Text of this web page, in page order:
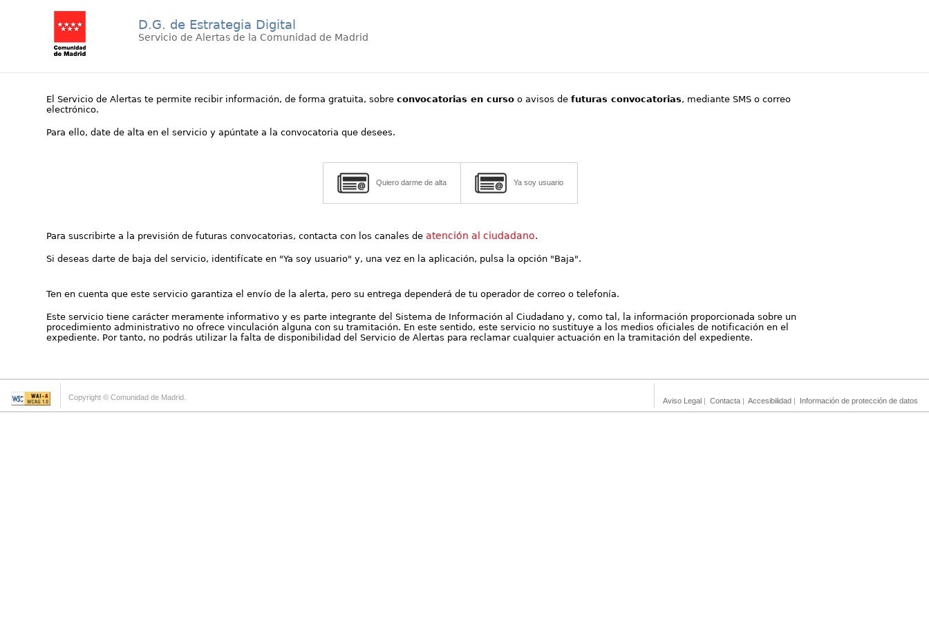
D.G. de Estrategia Digital
Servicio de Alertas de la Comunidad de Madrid
El Servicio de Alertas te permite recibir información, de forma gratuita, sobreconvocatorias en curso o avisos defuturas convocatorias, mediante SMS o correo
electrónico.
Para ello, date de alta en el servicio y apúntate a la convocatoria que desees.
Quiero darme de alta Ya soy usuario
Para suscribirte a la previsión de futuras convocatorias, contacta con los canales deatención al ciudadano.
Si deseas darte de baja del servicio, identifícate en "Ya soy usuario" y, una vez en la aplicación, pulsa la opción "Baja".
Ten en cuenta que este servicio garantiza el envío de la alerta, pero su entrega dependerá de tu operador de correo o telefonía.
Este servicio tiene carácter meramente informativo y es parte integrante del Sistema de Información al Ciudadano y, como tal, la información proporcionada sobre un
procedimiento administrativo no ofrece vinculación alguna con su tramitación. En este sentido, este servicio no sustituye a los medios oficiales de notificación en el
expediente. Por tanto, no podrás utilizar la falta de disponibilidad del Servicio de Alertas para reclamar cualquier actuación en la tramitación del expediente.
Copyright © Comunidad de Madrid. Aviso Legal | Contacta | Accesibilidad | Información de protección de datos